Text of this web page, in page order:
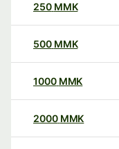
250 MMK
500 MMK
1000 MMK
2000 MMK